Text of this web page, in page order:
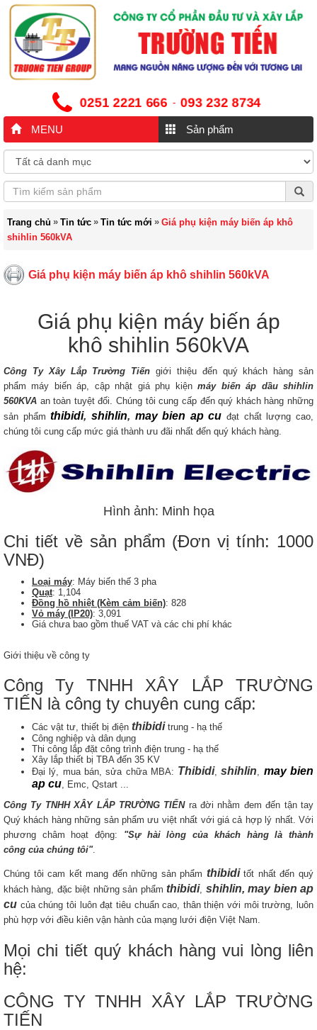
0251 2221 666 - 093 232 8734
MENU Sản phẩm
Trang chủ » Tin tức » Tin tức mới » Giá phụ kiện máy biến áp khô
shihlin 560kVA
Giá phụ kiện máy biến áp khô shihlin 560kVA
Giá phụ kiện máy biến áp
khô shihlin 560kVA
Công Ty Xây Lắp Trường Tiến giới thiệu đến quý khách hàng sản
phẩm máy biến áp, cập nhật giá phụ kiệnmáy biến áp dầu shihlin
560KVA an toàn tuyệt đối. Chúng tôi cung cấp đến quý khách hàng những
sản phẩmthibidi, shihlin, may bien ap cuđạt chất lượng cao,
chúng tôi cung cấp mức giá thành ưu đãi nhất đến quý khách hàng.
Hình ảnh: Minh họa
Chi tiết về sản phẩm (Đơn vị tính: 1000
VNĐ)
Loại máy: Máy biến thế 3 pha
Quạt: 1,104
Đồng hồ nhiệt (Kèm cảm biến): 828
Vỏ máy (IP20): 3,091
Giá chưa bao gồm thuế VAT và các chi phí khác
Giới thiệu về công ty
Công Ty TNHH XÂY LẮP TRƯỜNG
TIẾN là công ty chuyên cung cấp:
Các vật tư, thiết bị điện thibidi trung - hạ thế
Công nghiệp và dân dụng
Thi công lắp đặt công trình điện trung - hạ thế
Xây lắp thiết bị TBA đến 35 KV
Đại lý, mua bán, sửa chữa MBA: Thibidi ,shihlin
may bien
ap cu , Emc, Qstart ...
Công Ty TNHH XÂY LẮP TRƯỜNG TIẾNra đời nhằm đem đến tận tay
Quý khách hàng những sản phẩm ưu việt nhất với giá cả hợp lý nhất. Với
phương châm hoạt động: "Sự hài lòng của khách hàng là thành
công của chúng tôi".
Chúng tôi cam kết mang đến những sản phẩm thibiditốt nhất đến quý
khách hàng, đặc biệt những sản phẩmthibidi shihlin, may bien ap
cu của chúng tôi luôn đạt tiêu chuẩn cao, thân thiện với môi trường, luôn
phù hợp với điều kiên vận hành của mạng lưới điện Việt Nam.
Mọi chi tiết quý khách hàng vui lòng liên
hệ:
CÔNG TY TNHH XÂY LẮP TRƯỜNG
TIẾN